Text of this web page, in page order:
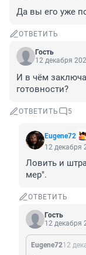
Да вы его уже
ОТВЕТИТЬ
Гость
12 декабря
И в чём
готовности?
ОТВЕТИТЬ 5
Eugene72
12 декабря
Ловить и
мер".
ОТВЕТИТЬ
Гость
12 декабря
Eugene7212